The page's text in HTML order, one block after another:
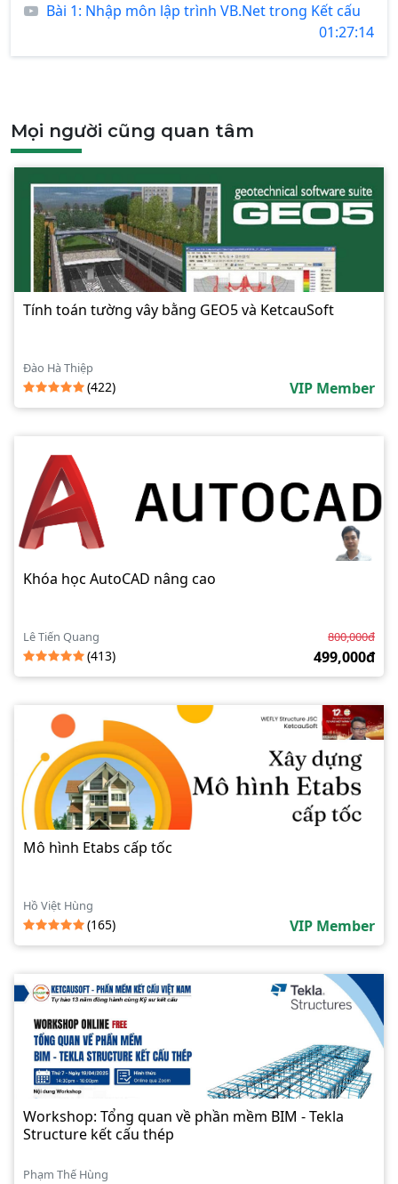
Bài 1: Nhập môn lập trình VB.Net trong Kết cấu
01:27:14
Mọi người cũng quan tâm
Tính toán tường vây bằng GEO5 và KetcauSoft
Đào Hà Thiệp
(422) VIP Member
Khóa học AutoCAD nâng cao
Lê Tiến Quang 800,000đ
(413) 499,000đ
Mô hình Etabs cấp tốc
Hồ Việt Hùng
(165) VIP Member
Workshop: Tổng quan về phần mềm BIM - Tekla
Structure kết cấu thép
Phạm Thế Hùng